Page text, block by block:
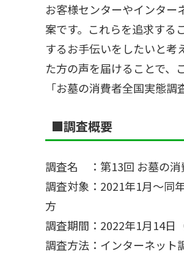
お客様センターやインター
案です。これらを追求する
するお手伝いをしたいと考
た方の声を届けることで、
「お墓の消費者全国実態調
■調査概要
調査名 ：第13回 お墓の消
調査対象：2021年1月～同
方
調査期間：2022年1月14日
調査方法：インターネット